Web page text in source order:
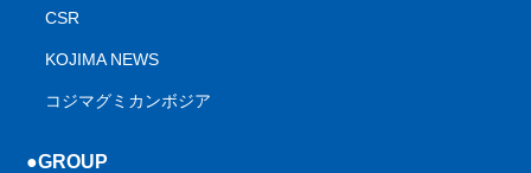
CSR
KOJIMA NEWS
コジマグミカンボジア
●GROUP